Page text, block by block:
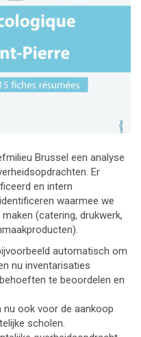
Brussel een analyse
Er
en intern
waarmee we
(catering, drukwerk,
automatisch om
nu inventarisaties
te beoordelen en
nu ook voor de aankoop
scholen.